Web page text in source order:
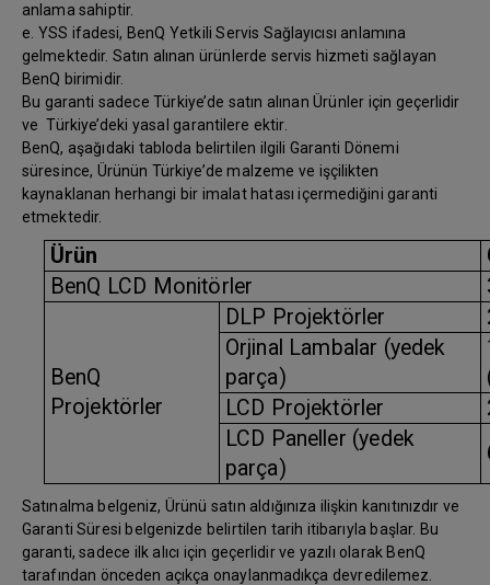
anlama sahiptir.
e. YSS ifadesi, BenQ Yetkili Servis Sağlayıcısı anlamına
gelmektedir. Satın alınan ürünlerde servis hizmeti sağlayan
BenQ birimidir.
Bu garanti sadece Türkiye’de satın alınan Ürünler için geçerlidir
ve Türkiye’deki yasal garantilere ektir.
BenQ, aşağıdaki tabloda belirtilen ilgili Garanti Dönemi
süresince, Ürünün Türkiye’de malzeme ve işçilikten
kaynaklanan herhangi bir imalat hatası içermediğini garanti
etmektedir.
Ürün
BenQ LCD Monitörler
BenQ
Projektörler
DLP Projektörler
Orjinal Lambalar (yedek
parça)
LCD Projektörler
LCD Paneller (yedek
parça)
Satınalma belgeniz, Ürünü satın aldığınıza ilişkin kanıtınızdır ve
Garanti Süresi belgenizde belirtilen tarih itibarıyla başlar. Bu
garanti, sadece ilk alıcı için geçerlidir ve yazılı olarak BenQ
tarafından önceden açıkça onaylanmadıkça devredilemez.